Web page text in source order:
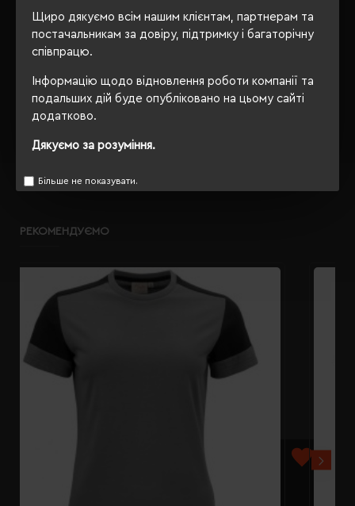
Щиро дякуємо всім нашим клієнтам, партнерам та
постачальникам за довіру, підтримку і багаторічну
співпрацю.
Інформацію щодо відновлення роботи компанії та
подальших дій буде опубліковано на цьому сайті
додатково.
Дякуємо за розуміння.
Більше не показувати.
Сертифікація
OEKO-TEX® Standard 100,
PETA-Approved Vegan
ОПИС
ВІДГУКИ
РЕКОМЕНДУЄМО